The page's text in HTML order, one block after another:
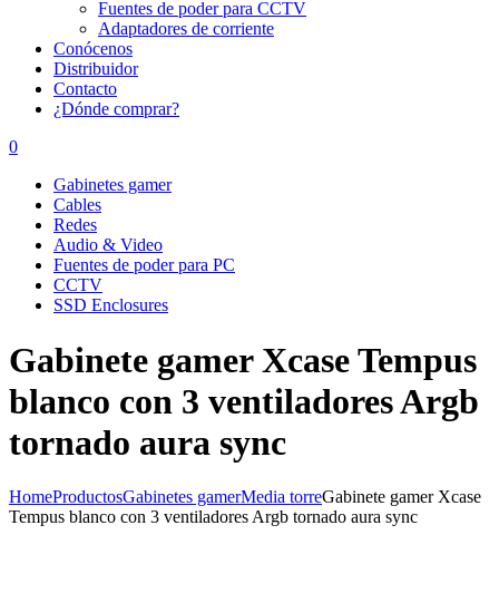
Fuentes de poder para CCTV
Adaptadores de corriente
Conócenos
Distribuidor
Contacto
¿Dónde comprar?
0
Gabinetes gamer
Cables
Redes
Audio & Video
Fuentes de poder para PC
CCTV
SSD Enclosures
Gabinete gamer Xcase Tempus
blanco con 3 ventiladores Argb
tornado aura sync
HomeProductosGabinetes gamerMedia torreGabinete gamer Xcase
Tempus blanco con 3 ventiladores Argb tornado aura sync